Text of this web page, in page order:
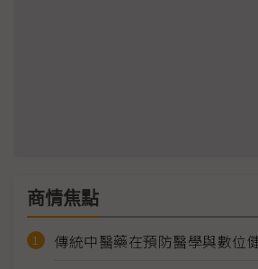
商情焦點
傳統中醫藥在預防醫學與數位